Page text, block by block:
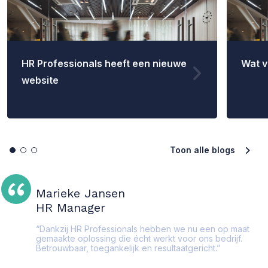
HR Professionals heeft een nieuwe
website
Wat
Toon alle blogs
Marieke Jansen
HR Manager
“Dankzij HR Professionals hebben we nu een op maat
gemaakte oplossing die écht werkt voor ons bedrijf.
Betrouwbaar, toegankelijk en resultaatgericht.”